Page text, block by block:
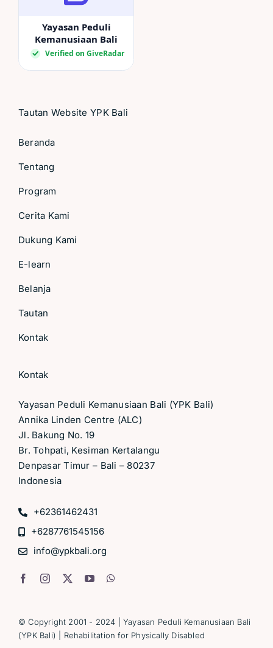
Tautan Website YPK Bali
Beranda
Tentang
Program
Cerita Kami
Dukung Kami
E-learn
Belanja
Tautan
Kontak
Kontak
Yayasan Peduli Kemanusiaan Bali (YPK Bali)
Annika Linden Centre (ALC)
Jl. Bakung No. 19
Br. Tohpati, Kesiman Kertalangu
Denpasar Timur – Bali – 80237
Indonesia
+62361462431
+6287761545156
info@ypkbali.org
© Copyright 2001 - 2024 |Yayasan Peduli Kemanusiaan Bali
(YPK Bali)
| Rehabilitation for Physically Disabled